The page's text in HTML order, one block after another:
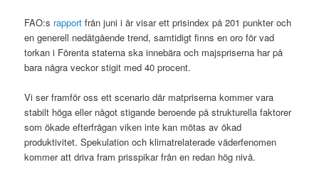
FAO:s rapport från juni i år visar ett prisindex på 201 punkter och
en generell nedåtgående trend, samtidigt finns en oro för vad
torkan i Förenta staterna ska innebära och majspriserna har på
bara några veckor stigit med 40 procent.
Vi ser framför oss ett scenario där matpriserna kommer vara
stabilt höga eller något stigande beroende på strukturella faktorer
som ökade efterfrågan viken inte kan mötas av ökad
produktivitet. Spekulation och klimatrelaterade väderfenomen
kommer att driva fram prisspikar från en redan hög nivå.